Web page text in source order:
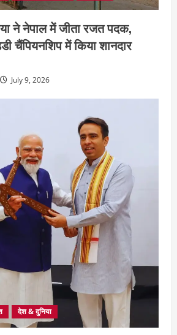
ने नेपाल में जीता रजत पदक,
चैंपियनशिप में किया शानदार
July 9, 2026
देश & दुनिया